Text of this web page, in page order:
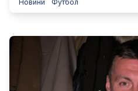
Новини Футбол